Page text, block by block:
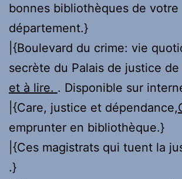
bonnes bibliothèques de votre
département.}
|{Boulevard du crime: vie
secrète du Palais de justice de
et à lire. . Disponible sur
|{Care, justice et dépendance,
emprunter en bibliothèque.}
|{Ces magistrats qui tuent la
.}